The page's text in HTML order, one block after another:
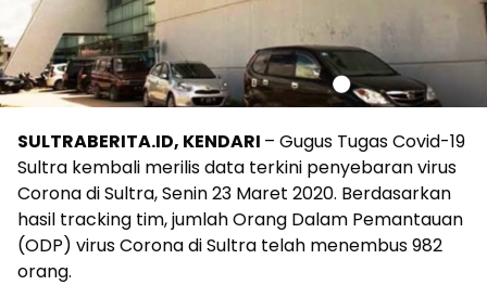
SULTRABERITA.ID, KENDARI – Gugus Tugas Covid-19
Sultra kembali merilis data terkini penyebaran virus
Corona di Sultra, Senin 23 Maret 2020. Berdasarkan
hasil tracking tim, jumlah Orang Dalam Pemantauan
(ODP) virus Corona di Sultra telah menembus 982
orang.